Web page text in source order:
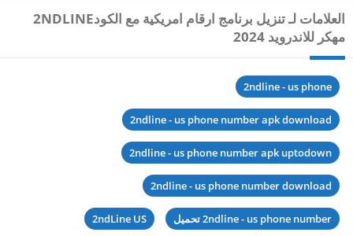
العلامات لـ تنزيل برنامج ارقام امريكية مع الكود2NDLINE
مهكر للاندرويد 2024
2ndline - us phone
2ndline - us phone number apk download
2ndline - us phone number apk uptodown
2ndline - us phone number download
2ndline - us phone number تحميل 2ndLine US